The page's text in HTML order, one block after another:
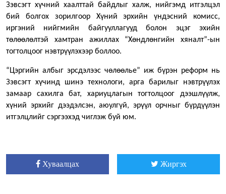
Зэвсэгт хүчний хаалттай байдлыг халж, нийгэмд итгэлцэл
бий болгох зорилгоор Хүний эрхийн үндэсний комисс,
иргэний нийгмийн байгууллагууд болон эцэг эхийн
төлөөлөлтэй хамтран ажиллах “Хөндлөнгийн хяналт”-ын
тогтолцоог нэвтрүүлэхээр боллоо.
“Цэргийн албыг эрсдэлээс чөлөөлье” иж бүрэн реформ нь
Зэвсэгт хүчинд шинэ технологи, арга барилыг нэвтрүүлэх
замаар сахилга бат, хариуцлагын тогтолцоог дээшлүүлж,
хүний эрхийг дээдэлсэн, аюулгүй, эрүүл орчныг бүрдүүлэн
итгэлцлийг сэргээхэд чиглэж буй юм.
Хуваалцах Жиргэх